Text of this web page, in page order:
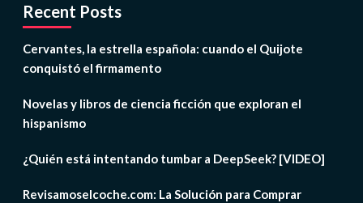
Recent Posts
Cervantes, la estrella española: cuando el Quijote
conquistó el firmamento
Novelas y libros de ciencia ficción que exploran el
hispanismo
¿Quién está intentando tumbar a DeepSeek? [VIDEO]
Revisamoselcoche.com: La Solución para Comprar